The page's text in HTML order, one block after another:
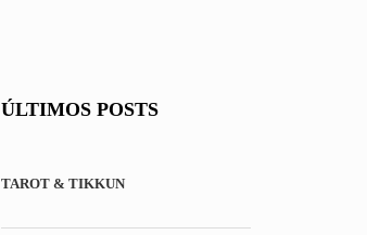
ÚLTIMOS POSTS
TAROT & TIKKUN